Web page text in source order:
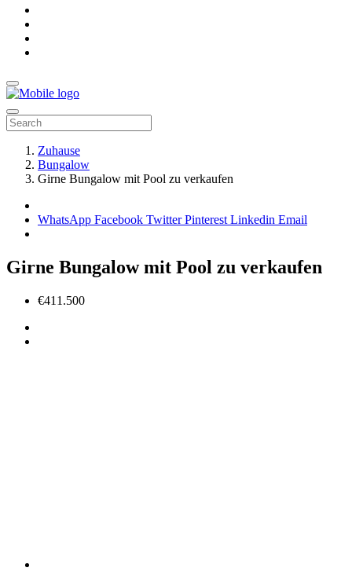
Zuhause
Bungalow
Girne Bungalow mit Pool zu verkaufen
WhatsApp Facebook TwitterPinterest Linkedin Email
Girne Bungalow mit Pool zu verkaufen
€411.500